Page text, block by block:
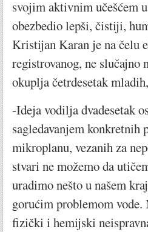
svojim aktivnim učešćem
obezbedio lepši, čistiji,
Kristijan Karan je na čelu
registrovanog, ne slučajno
okuplja četrdesetak
-Ideja vodilja dvadesetak
sagledavanjem
mikroplanu, vezanih za
stvari ne možemo da
uradimo nešto u našem
gorućim problemom vode.
fizički i hemijski